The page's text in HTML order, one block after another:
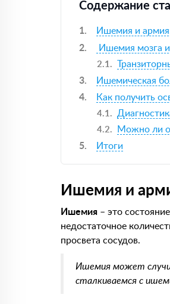
Содержание
Ишемия и
Ишемия мозга
Ишемическая
Как получить
Можно ли
Итоги
Ишемия и
Ишемия – это
недостаточное
просвета сосудов.
Ишемия может
сталкиваемся с